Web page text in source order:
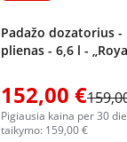
Padažo dozatorius -
plienas - 6,6 l -
152,00 €
Pigiausia kaina per 30
taikymo: 159,00 €